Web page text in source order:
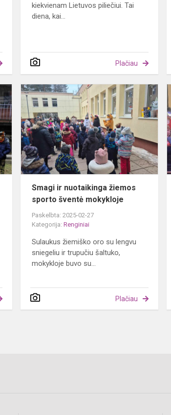
kiekvienam Lietuvos piliečiui. Tai
diena, kai...
Plačiau
Jeigu
dar
kas
nors
nežino...
ir
Smagi ir nuotaikinga žiemos
sporto šventė mokykloje
Paskelbta: 2025-02-27
Kategorija:Renginiai
Sulaukus žiemiško oro su lengvu
sniegeliu ir trupučiu šaltuko,
mokykloje buvo su...
Plačiau